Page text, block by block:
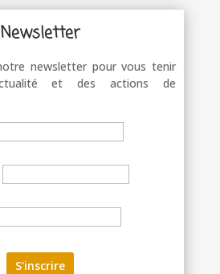
Newsletter
newsletter pour vous tenir
et des actions de